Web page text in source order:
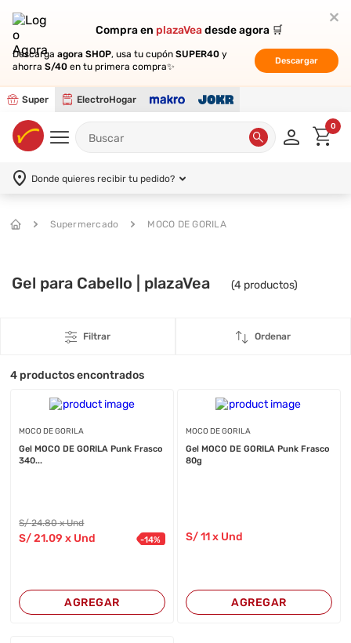
Compra en plazaVeadesde agora 🛒
Descarga agora SHOP, usa tu cupón SUPER40 y
ahorra S/40 en tu primera compra✨
Descargar
Super ElectroHogar
Compra en plazaVeadesde agora 🛒
Descarga agora SHOP, usa tu cupón SUPER40 y
ahorra S/40 en tu primera compra✨
Descargar
0
Donde quieres recibir tu pedido?
Supermercado MOCO DE GORILA
Gel para Cabello | plazaVea (4 productos)
Filtrar Ordenar
4 productos encontrados
MOCO DE GORILA
Gel MOCO DE GORILA Punk Frasco
340...
S/24.80 x Und
S/21.09 x Und -14%
AGREGAR
MOCO DE GORILA
Gel MOCO DE GORILA Punk Frasco
80g
S/11x Und
AGREGAR